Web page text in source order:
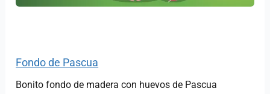
Fondo de Pascua
Bonito fondo de madera con huevos de Pascua